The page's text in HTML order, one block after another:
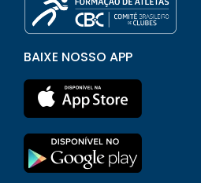
BAIXE NOSSO APP